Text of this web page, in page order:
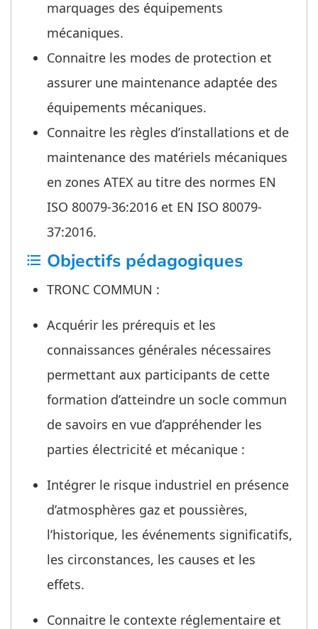
marquages des équipements
mécaniques.
Connaitre les modes de protection et
assurer une maintenance adaptée des
équipements mécaniques.
Connaitre les règles d’installations et de
maintenance des matériels mécaniques
en zones ATEX au titre des normes EN
ISO 80079-36:2016 et EN ISO 80079-
37:2016.
format_list_bulleted Objectifs pédagogiques
TRONC COMMUN :
Acquérir les prérequis et les
connaissances générales nécessaires
permettant aux participants de cette
formation d’atteindre un socle commun
de savoirs en vue d’appréhender les
parties électricité et mécanique :
Intégrer le risque industriel en présence
d’atmosphères gaz et poussières,
l’historique, les événements significatifs,
les circonstances, les causes et les
effets.
Connaitre le contexte réglementaire et